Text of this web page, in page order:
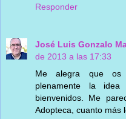
Responder
José Luis Gonzalo
de 2013 a las 17:33
Me alegra que os
plenamente la
bienvenidos. Me
Adopteca, cuanto más